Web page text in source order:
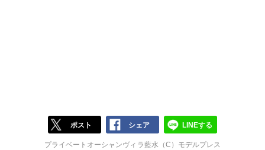
ポスト シェア LINEする
プライベートオーシャンヴィラ藍水（C）モデルプレス